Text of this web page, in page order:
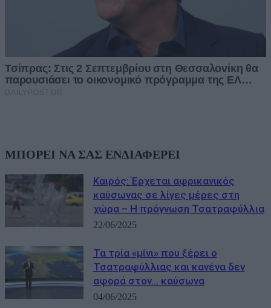
ΜΠΟΡΕΙ ΝΑ ΣΑΣ ΕΝΔΙΑΦΕΡΕΙ
Καιρός: Έρχεται αφρικανικός
καύσωνας σε λίγες μέρες στη
χώρα – Η πρόγνωση Τσατραφύλλια
22/06/2025
Τα τρία «μίνι» που ξέρει ο
Τσατραφύλλιας και κανένα δεν
αφορά στον… καύσωνα
04/06/2025